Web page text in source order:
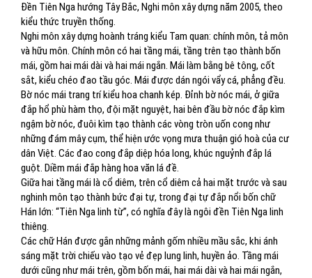
Đền Tiên Nga hướng Tây Bắc, Nghi môn xây dựng năm 2005, theo
kiểu thức truyền thống.
Nghi môn xây dựng hoành tráng kiểu Tam quan: chính môn, tả môn
và hữu môn. Chính môn có hai tầng mái, tầng trên tạo thành bốn
mái, gồm hai mái dài và hai mái ngắn. Mái làm bằng bê tông, cốt
sắt, kiểu chéo đao tầu góc. Mái được dán ngói vẩy cá, phẳng đều.
Bờ nóc mái trang trí kiểu hoa chanh kép. Đỉnh bờ nóc mái, ở giữa
đắp hổ phù hàm thọ, đội mặt nguyệt, hai bên đầu bờ nóc đắp kìm
ngậm bờ nóc, đuôi kìm tạo thành các vòng tròn uốn cong như
những đám mây cụm, thể hiện ước vọng mưa thuận gió hoà của cư
dân Việt. Các đao cong đắp diệp hóa long, khúc nguỷnh đắp lá
guột. Diềm mái đắp hàng hoa văn lá đề.
Giữa hai tầng mái là cổ diêm, trên cổ diêm cả hai mặt trước và sau
nghinh môn tạo thành bức đại tự, trong đại tự đắp nổi bốn chữ
Hán lớn: “Tiên Nga linh từ”, có nghĩa đây là ngôi đền Tiên Nga linh
thiêng.
Các chữ Hán được gắn những mảnh gốm nhiều mầu sắc, khi ánh
sáng mặt trời chiếu vào tạo vẻ đẹp lung linh, huyền ảo. Tầng mái
dưới cũng như mái trên, gồm bốn mái, hai mái dài và hai mái ngắn,